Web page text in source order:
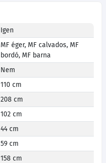
Igen
MF éger, MF calvados, MF
bordó, MF barna
Nem
110 cm
208 cm
102 cm
44 cm
59 cm
158 cm